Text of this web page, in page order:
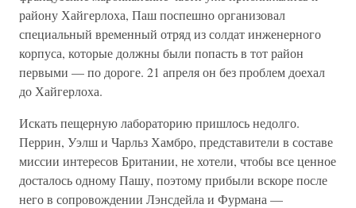
району Хайгерлоха, Паш поспешно организовал
специальный временный отряд из солдат инженерного
корпуса, которые должны были попасть в тот район
первыми — по дороге. 21 апреля он без проблем доехал
до Хайгерлоха.
Искать пещерную лабораторию пришлось недолго.
Перрин, Уэлш и Чарльз Хамбро, представители в составе
миссии интересов Британии, не хотели, чтобы все ценное
досталось одному Пашу, поэтому прибыли вскоре после
него в сопровождении Лэнсдейла и Фурмана —